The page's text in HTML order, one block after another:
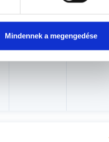
Mindennek a megengedése